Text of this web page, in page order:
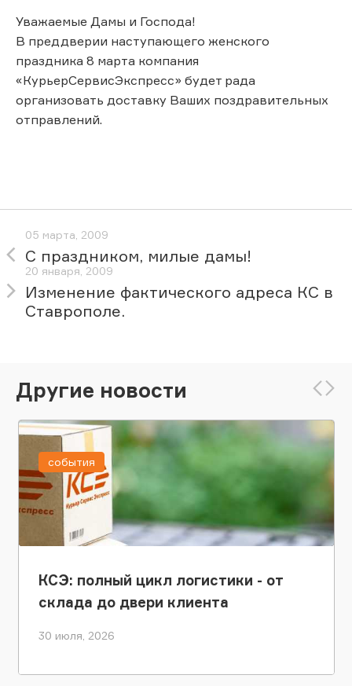
Уважаемые Дамы и Господа!
В преддверии наступающего женского
праздника 8 марта компания
«КурьерСервисЭкспресс» будет рада
организовать доставку Ваших поздравительных
отправлений.
05 марта, 2009
С праздником, милые дамы!
20 января, 2009
Изменение фактического адреса КС в
Ставрополе.
Другие новости
КСЭ: полный цикл логистики - от
склада до двери клиента
30 июля, 2026
события